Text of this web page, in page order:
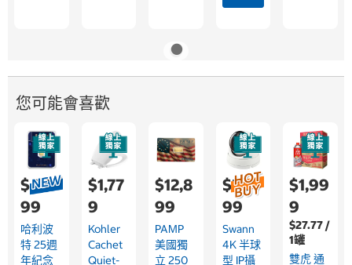
您可能會喜歡
$4,0
99
哈利波
特 25週
年紀念
$1,77
9
Kohler
Cachet
Quiet-
$12,8
99
PAMP
美國獨
立 250
$3,9
99
Swann
4K 半球
型 IP攝
$1,99
9
$27.77 /
1罐
雙虎 通